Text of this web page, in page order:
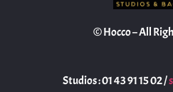
© Hocco – All
Studios : 01 43 91 15 02 /